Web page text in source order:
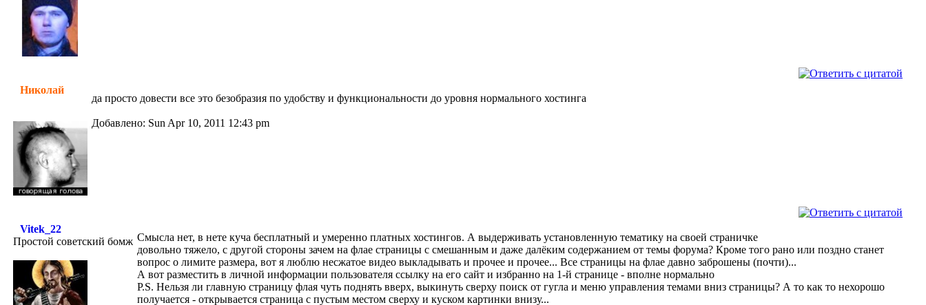
Николай
да просто довести все это безобразия по удобству и функциональности до уровня нормального хостинга
Добавлено: Sun Apr 10, 2011 12:43 pm
Vitek_22
Простой советский бомж Смысла нет, в нете куча бесплатный и умеренно платных хостингов. А выдерживать установленную тематику на своей страничке
довольно тяжело, с другой стороны зачем на флае страницы с смешанным и даже далёким содержанием от темы форума? Кроме того рано или поздно станет
вопрос о лимите размера, вот я люблю несжатое видео выкладывать и прочее и прочее... Все страницы на флае давно заброшены (почти)...
А вот разместить в личной информации пользователя ссылку на его сайт и избранно на 1-й странице - вполне нормально
P.S. Нельзя ли главную страницу флая чуть поднять вверх, выкинуть сверху поиск от гугла и меню управления темами вниз страницы? А то как то нехорошо
получается - открывается страница с пустым местом сверху и куском картинки внизу...